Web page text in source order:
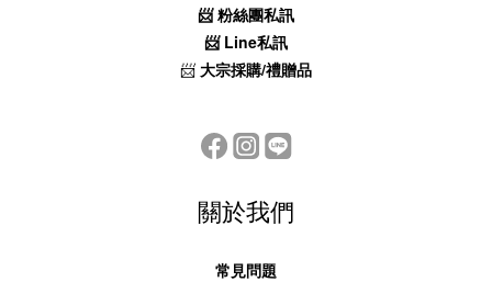
📨粉絲團私訊
📨 Line私訊
📨 大宗採購/禮贈品
關於我們
常見問題